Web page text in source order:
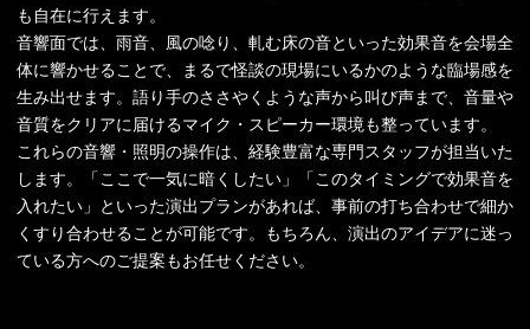
も自在に行えます。
音響面では、雨音、風の唸り、軋む床の音といった効果音を会場全
体に響かせることで、まるで怪談の現場にいるかのような臨場感を
生み出せます。語り手のささやくような声から叫び声まで、音量や
音質をクリアに届けるマイク・スピーカー環境も整っています。
これらの音響・照明の操作は、経験豊富な専門スタッフが担当いた
します。「ここで一気に暗くしたい」「このタイミングで効果音を
入れたい」といった演出プランがあれば、事前の打ち合わせで細か
くすり合わせることが可能です。もちろん、演出のアイデアに迷っ
ている方へのご提案もお任せください。